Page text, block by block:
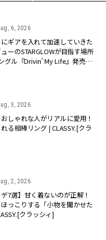
6, 2026
にギアを入れて加速していきた
ーのSTARGLOWが目指す場所
グル『Drivin' My Life』発売】 |
3, 2026
おしゃれな人がリアルに愛用！
る相棒リング | CLASSY.[クラ
2, 2026
デ7選】甘く着ないのが正解！
っこりする「小物を聞かせた
クラッシィ]